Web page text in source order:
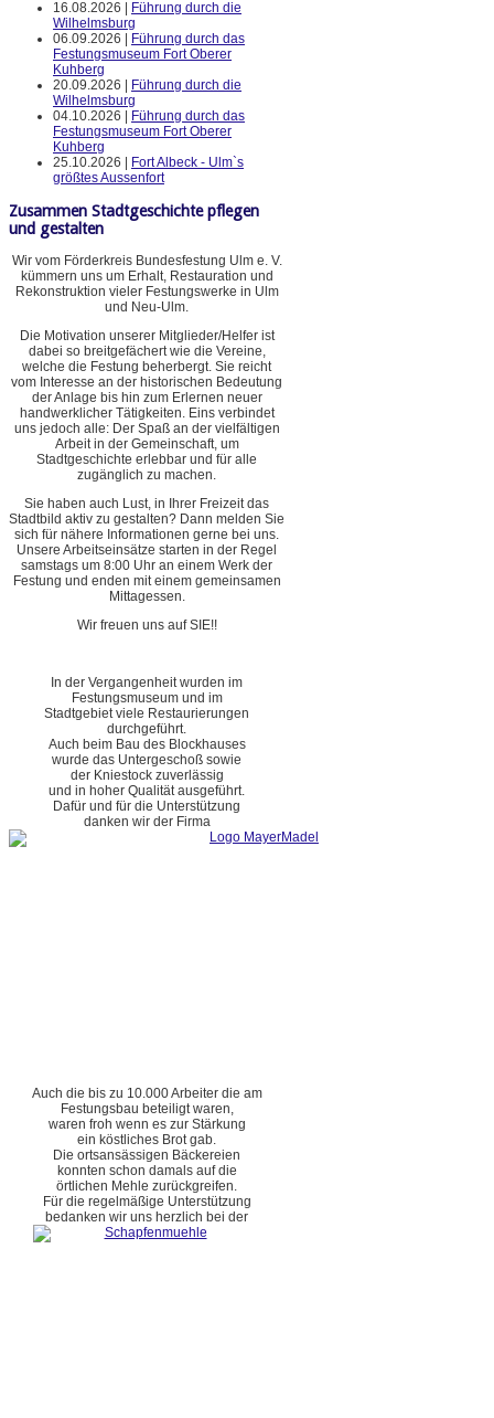
16.08.2026 |
Führung durch die
Wilhelmsburg
06.09.2026 |
Führung durch das
Festungsmuseum Fort Oberer
Kuhberg
20.09.2026 |
Führung durch die
Wilhelmsburg
04.10.2026 |
Führung durch das
Festungsmuseum Fort Oberer
Kuhberg
25.10.2026 |
Fort Albeck - Ulm`s
größtes Aussenfort
Zusammen Stadtgeschichte pflegen
und gestalten
Wir vom Förderkreis Bundesfestung Ulm e. V.
kümmern uns um Erhalt, Restauration und
Rekonstruktion vieler Festungswerke in Ulm
und Neu-Ulm.
Die Motivation unserer Mitglieder/Helfer ist
dabei so breitgefächert wie die Vereine,
welche die Festung beherbergt. Sie reicht
vom Interesse an der historischen Bedeutung
der Anlage bis hin zum Erlernen neuer
handwerklicher Tätigkeiten. Eins verbindet
uns jedoch alle: Der Spaß an der vielfältigen
Arbeit in der Gemeinschaft, um
Stadtgeschichte erlebbar und für alle
zugänglich zu machen.
Sie haben auch Lust, in Ihrer Freizeit das
Stadtbild aktiv zu gestalten? Dann melden Sie
sich für nähere Informationen gerne bei uns.
Unsere Arbeitseinsätze starten in der Regel
samstags um 8:00 Uhr an einem Werk der
Festung und enden mit einem gemeinsamen
Mittagessen.
Wir freuen uns auf SIE!!
In der Vergangenheit wurden im
Festungsmuseum und im
Stadtgebiet viele Restaurierungen
durchgeführt.
Auch beim Bau des Blockhauses
wurde das Untergeschoß sowie
der Kniestock zuverlässig
und in hoher Qualität ausgeführt.
Dafür und für die Unterstützung
danken wir der Firma
Auch die bis zu 10.000 Arbeiter die am
Festungsbau beteiligt waren,
waren froh wenn es zur Stärkung
ein köstliches Brot gab.
Die ortsansässigen Bäckereien
konnten schon damals auf die
örtlichen Mehle zurückgreifen.
Für die regelmäßige Unterstützung
bedanken wir uns herzlich bei der